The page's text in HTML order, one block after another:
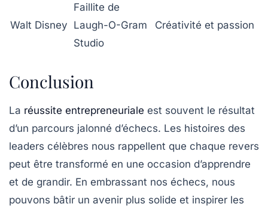
Walt Disney
Faillite de
Laugh-O-Gram
Studio
Créativité et passion
Conclusion
La réussite entrepreneuriale est souvent le résultat
d’un parcours jalonné d’échecs. Les histoires des
leaders célèbres nous rappellent que chaque revers
peut être transformé en une occasion d’apprendre
et de grandir. En embrassant nos échecs, nous
pouvons bâtir un avenir plus solide et inspirer les